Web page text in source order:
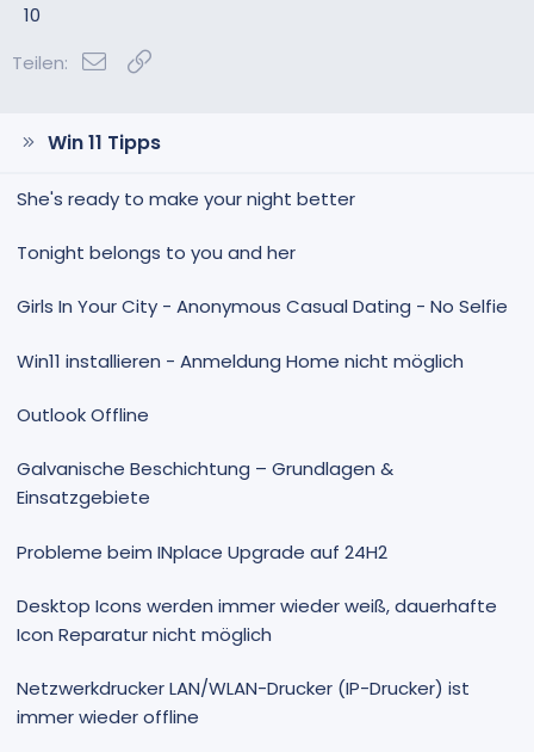
10
Teilen:
E-Mail
Win 11 Tipps
She's ready to make your night better
Tonight belongs to you and her
Girls In Your City - Anonymous Casual Dating - No Selfie
Win11 installieren - Anmeldung Home nicht möglich
Outlook Offline
Galvanische Beschichtung – Grundlagen &
Einsatzgebiete
Probleme beim INplace Upgrade auf 24H2
Desktop Icons werden immer wieder weiß, dauerhafte
Icon Reparatur nicht möglich
Netzwerkdrucker LAN/WLAN-Drucker (IP-Drucker) ist
immer wieder offline